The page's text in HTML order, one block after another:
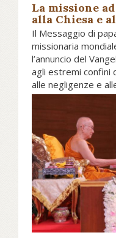
La missione
alla Chiesa e
Il Messaggio di
missionaria
l’annuncio del
agli estremi confini
alle negligenze e
ecclesiale e alle
società
“dialogo” e
impedisce ogni
Leggi il
Francesco sul sito